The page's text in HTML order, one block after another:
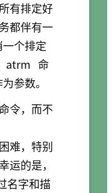
有排定好
都伴有一
个排定
atrm 命
参数。
令，而不
难，特别
运的是，
名字和描